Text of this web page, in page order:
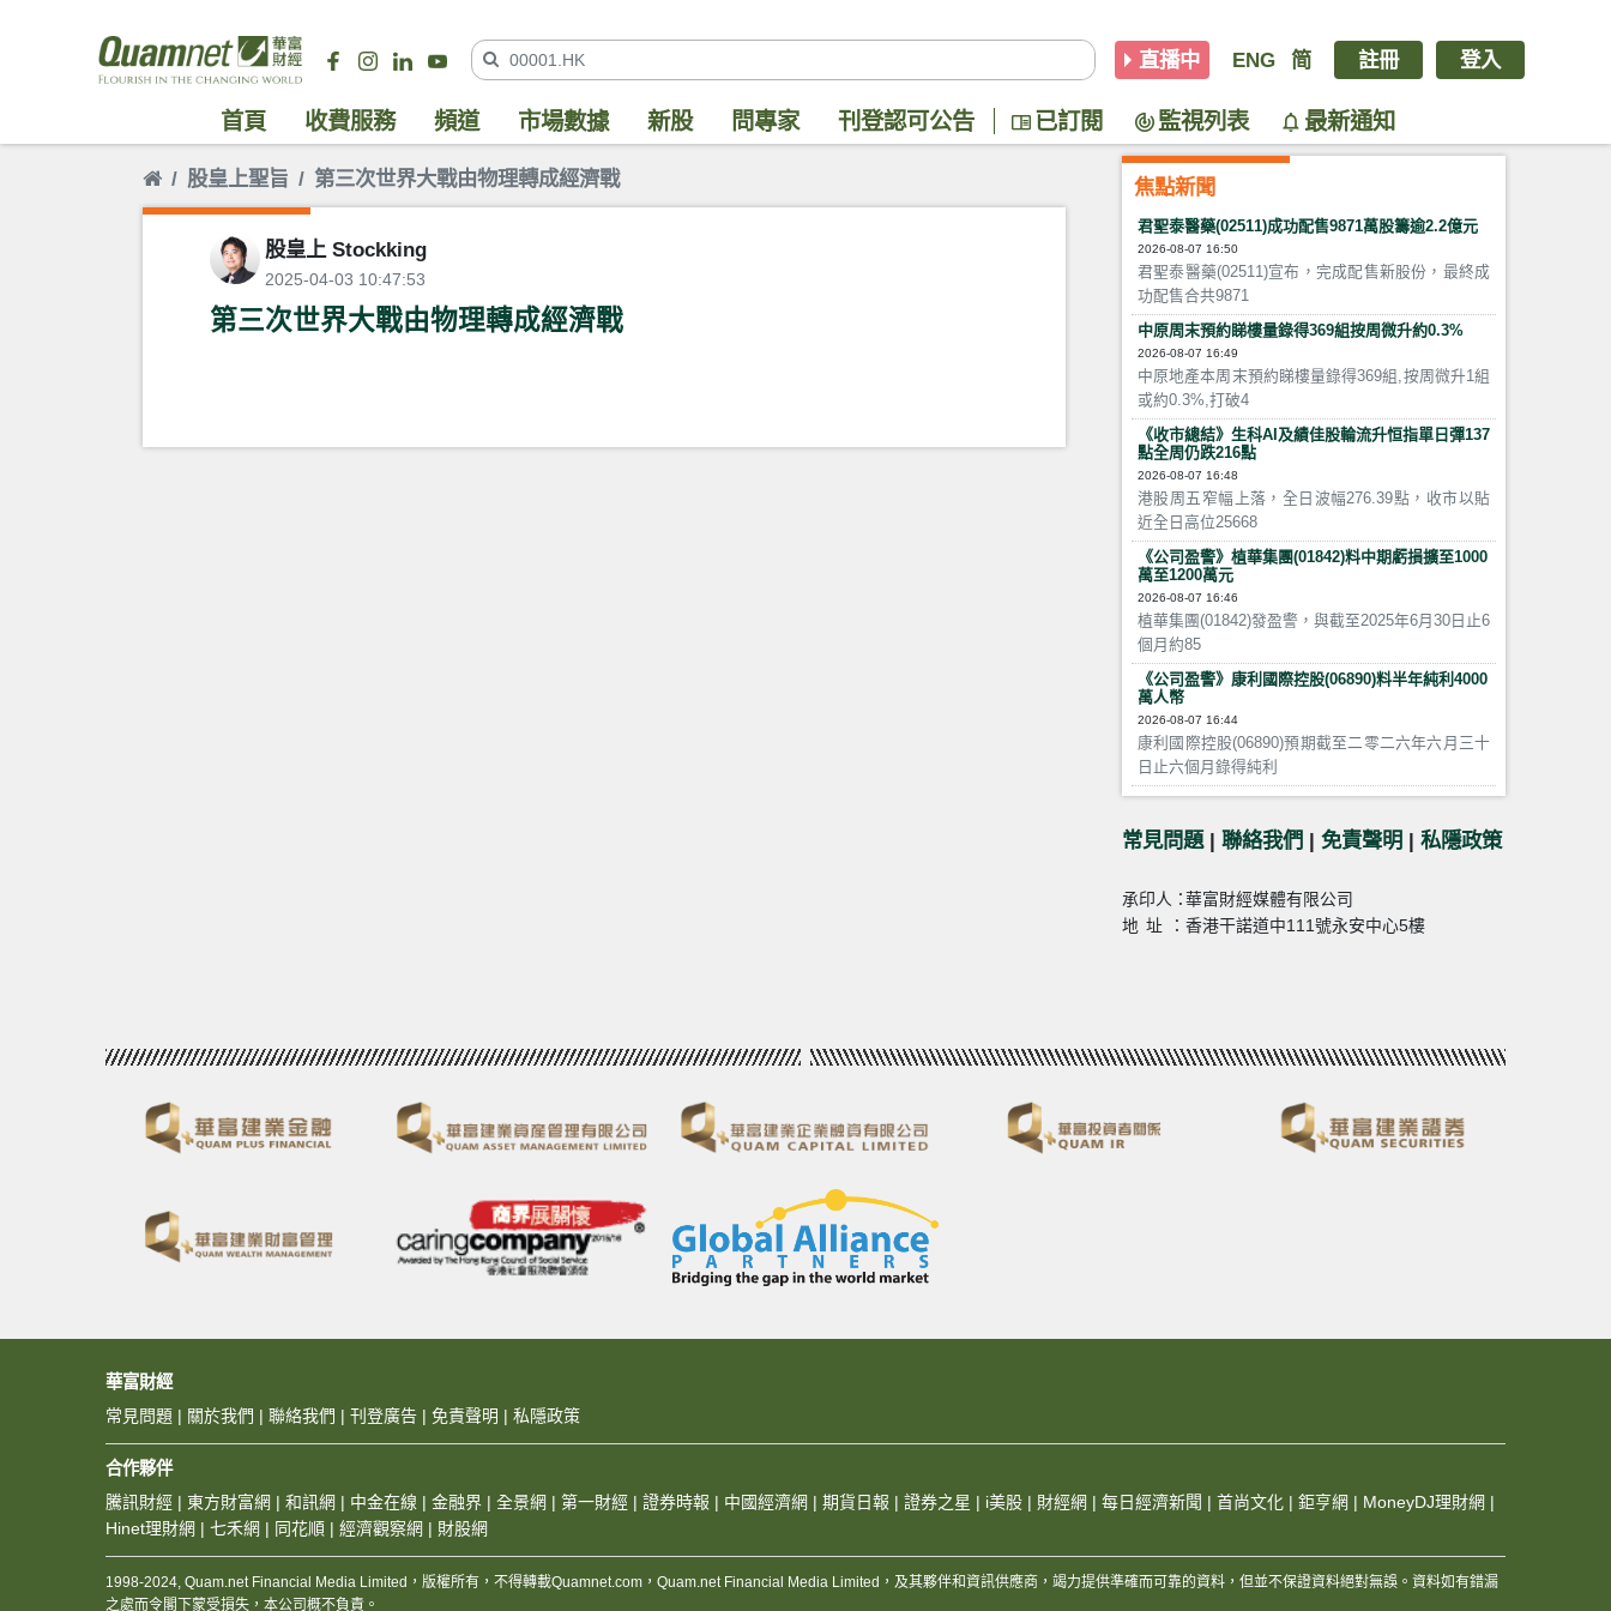
直播中 ENG 简 註冊 登入
首頁 收費服務 頻道 市場數據 新股 問專家 刊登認可公告 已訂閱 監視列表 最新通知
股皇上聖旨 第三次世界大戰由物理轉成經濟戰
股皇上 Stockking
2025-04-03 10:47:53
第三次世界大戰由物理轉成經濟戰
焦點新聞
君聖泰醫藥(02511)成功配售9871萬股籌逾2.2億元
2026-08-07 16:50
君聖泰醫藥(02511)宣布，完成配售新股份，最終成
功配售合共9871
中原周末預約睇樓量錄得369組按周微升約0.3%
2026-08-07 16:49
中原地產本周末預約睇樓量錄得369組,按周微升1組
或約0.3%,打破4
《收市總結》生科AI及績佳股輪流升恒指單日彈137
點全周仍跌216點
2026-08-07 16:48
港股周五窄幅上落，全日波幅276.39點，收市以貼
近全日高位25668
《公司盈警》植華集團(01842)料中期虧損擴至1000
萬至1200萬元
2026-08-07 16:46
植華集團(01842)發盈警，與截至2025年6月30日止6
個月約85
《公司盈警》康利國際控股(06890)料半年純利4000
萬人幣
2026-08-07 16:44
康利國際控股(06890)預期截至二零二六年六月三十
日止六個月錄得純利
常見問題 | 聯絡我們 | 免責聲明 | 私隱政策
承印人：華富財經媒體有限公司
地址：香港干諾道中111號永安中心5樓
華富財經
常見問題 | 關於我們 | 聯絡我們 | 刊登廣告 | 免責聲明 | 私隱政策
合作夥伴
騰訊財經 | 東方財富網 | 和訊網 | 中金在線 | 金融界 | 全景網 | 第一財經 | 證券時報 | 中國經濟網 | 期貨日報 | 證券之星 | i美股 | 財經網 | 每日經濟新聞 | 首尚文化 | 鉅亨網 | MoneyDJ理財網 |
Hinet理財網 | 七禾網 | 同花順 | 經濟觀察網 | 財股網
1998-2024, Quam.net Financial Media Limited，版權所有，不得轉載Quamnet.com，Quam.net Financial Media Limited，及其夥伴和資訊供應商，竭力提供準確而可靠的資料，但並不保證資料絕對無誤。資料如有錯漏
之處而令閣下蒙受損失，本公司概不負責。